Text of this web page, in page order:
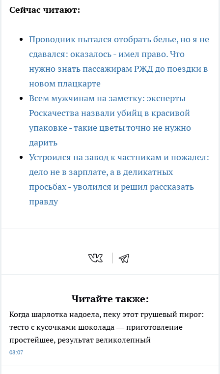
Сейчас читают:
Проводник пытался отобрать белье, но я не
сдавался: оказалось - имел право. Что
нужно знать пассажирам РЖД до поездки в
новом плацкарте
Всем мужчинам на заметку: эксперты
Роскачества назвали убийц в красивой
упаковке - такие цветы точно не нужно
дарить
Устроился на завод к частникам и пожалел:
дело не в зарплате, а в деликатных
просьбах - уволился и решил рассказать
правду
Читайте также:
Когда шарлотка надоела, пеку этот грушевый пирог:
тесто с кусочками шоколада — приготовление
простейшее, результат великолепный
08:07